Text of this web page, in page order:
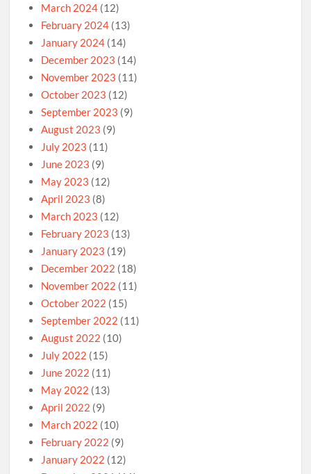
March 2024 (12)
February 2024 (13)
January 2024 (14)
December 2023 (14)
November 2023 (11)
October 2023 (12)
September 2023 (9)
August 2023 (9)
July 2023 (11)
June 2023 (9)
May 2023 (12)
April 2023 (8)
March 2023 (12)
February 2023 (13)
January 2023 (19)
December 2022 (18)
November 2022 (11)
October 2022 (15)
September 2022 (11)
August 2022 (10)
July 2022 (15)
June 2022 (11)
May 2022 (13)
April 2022 (9)
March 2022 (10)
February 2022 (9)
January 2022 (12)